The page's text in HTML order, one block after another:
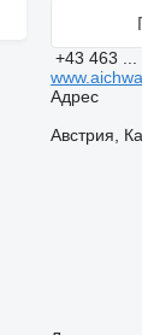
+43 463 ...
Адрес
Австрия,